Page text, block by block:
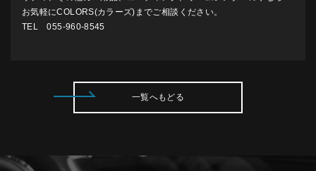
お気軽にCOLORS(カラーズ)までご相談ください。
TEL 055-960-8545
一覧へもどる